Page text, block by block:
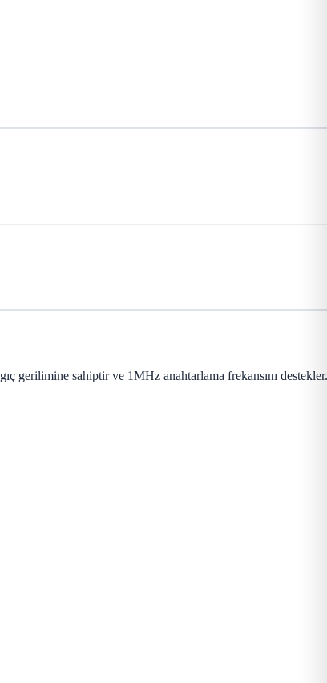
gerilimine sahiptir ve 1MHz anahtarlama frekansını destekler.